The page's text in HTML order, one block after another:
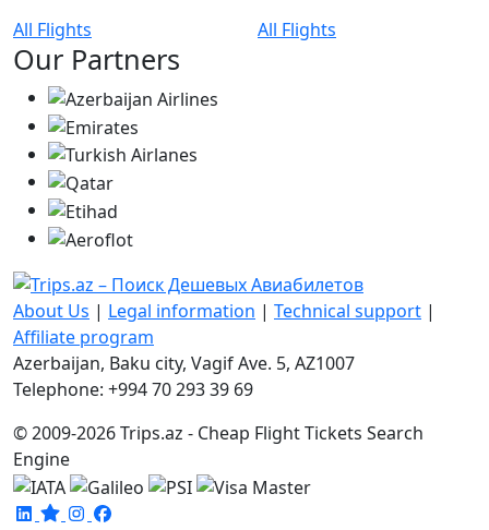
All Flights
All Flights
Our Partners
About Us | Legal information | Technical support |
Affiliate program
Azerbaijan, Baku city, Vagif Ave. 5, AZ1007
Telephone: +994 70 293 39 69
© 2009-2026 Trips.az - Cheap Flight Tickets Search
Engine